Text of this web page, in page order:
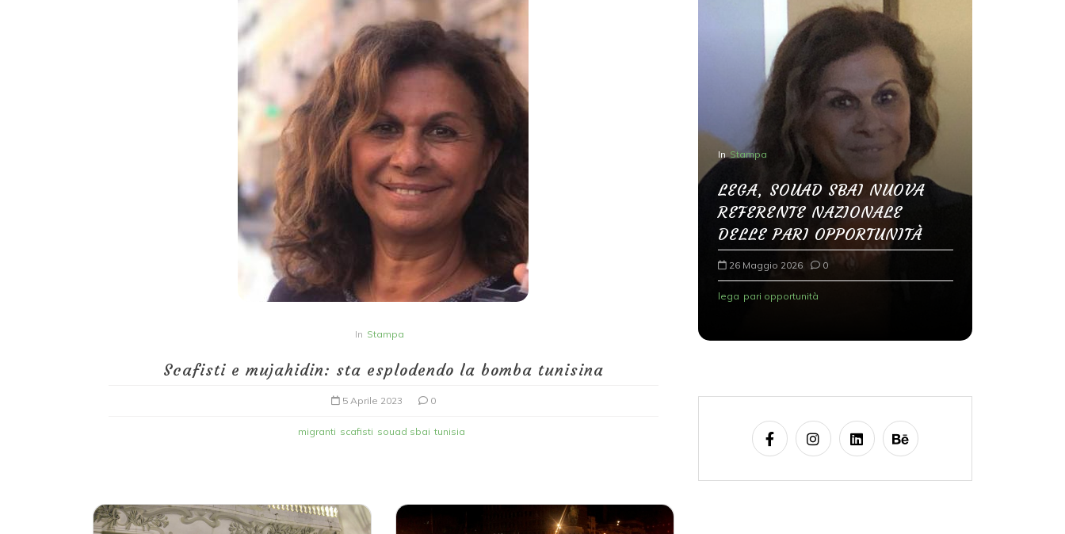
In Stampa
Scafisti e mujahidin: sta esplodendo la bomba tunisina
5 Aprile 2023 0
migranti scafisti souad sbai tunisia
LEGA, SOUAD SBAI NUOVA
REFERENTE NAZIONALE
DELLE PARI OPPORTUNITÀ
0
pari opportunità
In Senza categoria
Modena, il giorno dopo. Sbai:
mai sottovalutare la
radicalizzazione
26 Maggio 2026
In Stampa
LEGA, SOUAD SBAI NUOVA
REFERENTE NAZIONALE
DELLE PARI OPPORTUNITÀ
26 Maggio 2026 0
lega pari opportunità